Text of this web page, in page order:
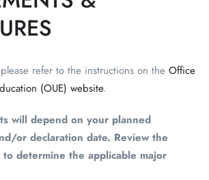
refer to the instructions on the Office
(OUE) website.
will depend on your planned
or declaration date. Review the
determine the applicable major